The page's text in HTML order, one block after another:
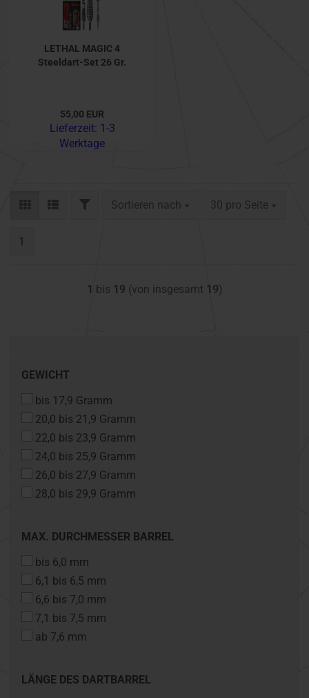
LETHAL MAGIC 4
Steeldart-Set 26 Gr.
55,00 EUR
Lieferzeit: 1-3
Werktage
FILTERSortieren nach
Sortieren nach 30 pro Seite
pro Seite
1
1 bis 19 (von insgesamt 19)
GEWICHT
GEWICHT
bis 17,9 Gramm
20,0 bis 21,9 Gramm
22,0 bis 23,9 Gramm
24,0 bis 25,9 Gramm
26,0 bis 27,9 Gramm
28,0 bis 29,9 Gramm
MAX.
BARREL
MAX. DURCHMESSER BARREL
bis 6,0 mm
6,1 bis 6,5 mm
6,6 bis 7,0 mm
7,1 bis 7,5 mm
ab 7,6 mm
LÄNGE
LÄNGE DES DARTBARREL